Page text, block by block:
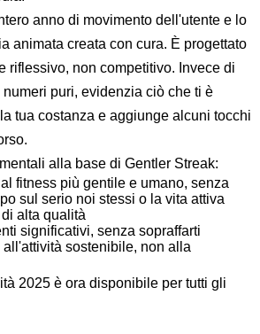
anno di movimento dell'utente e lo
animata creata con cura. È progettato
riflessivo, non competitivo. Invece di
puri, evidenzia ciò che ti è
tua costanza e aggiunge alcuni tocchi
alla base di Gentler Streak:
fitness più gentile e umano, senza
sul serio noi stessi o la vita attiva
alta qualità
significativi, senza sopraffarti
sostenibile, non alla
2025 è ora disponibile per tutti gli